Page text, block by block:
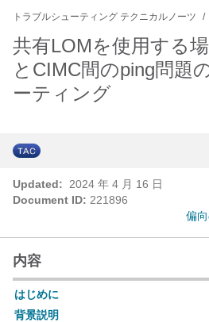
トラブルシューティング テクニカルノーツ
共有LOMを使用する
とCIMC間のping問題
ーティング
Updated:
2024 年 4 月 16 日
Document ID: 221896
偏
内容
はじめに
背景説明